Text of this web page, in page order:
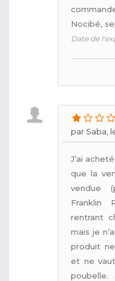
Nocibé,
Date de
par Saba,
J’ai
que la
vendue
Franklin
rentrant
mais je
produit
et ne